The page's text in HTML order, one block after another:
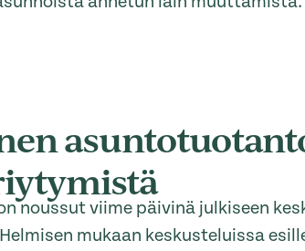
noussut viime päivinä julkiseen
mukaan keskusteluissa